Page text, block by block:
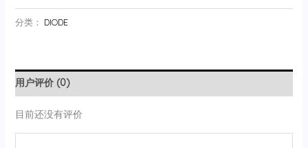
分类： DIODE
用户评价 (0)
目前还没有评价